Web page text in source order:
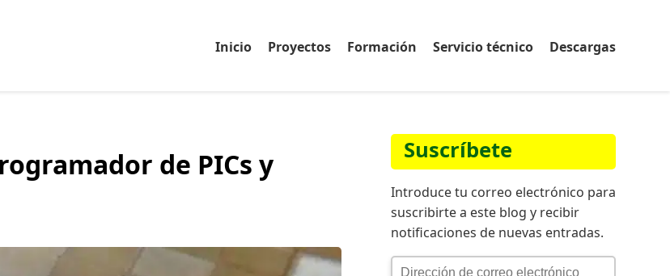
Inicio Proyectos Formación Servicio técnico Descargas
de PICs y Suscríbete
Introduce tu correo electrónico para
suscribirte a este blog y recibir
notificaciones de nuevas entradas.
Dirección